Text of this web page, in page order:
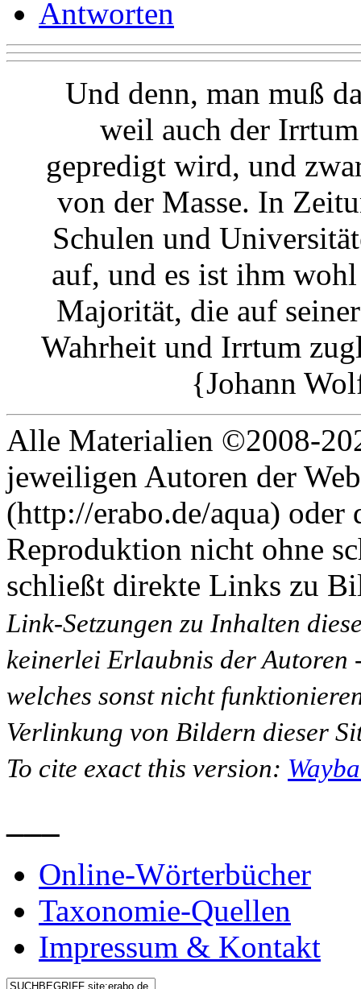
Antworten
Und denn, man muß
weil auch der
gepredigt wird, und
von der Masse. In
Schulen und
auf, und es ist ihm
Majorität, die auf
Wahrheit und Irrtum
{Johann
Alle Materialien ©2008-
jeweiligen Autoren der
(http://erabo.de/aqua) oder
Reproduktion nicht ohne
schließt direkte Links zu
Link-Setzungen zu Inhalten
keinerlei Erlaubnis der Autoren
welches sonst nicht
Verlinkung von Bildern dieser
To cite exact this version:
Online-Wörterbücher
Taxonomie-Quellen
Impressum & Kontakt